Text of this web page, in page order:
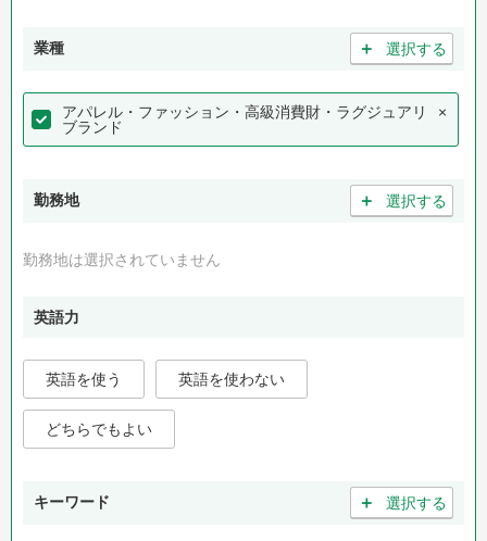
業種 ＋ 選択する
アパレル・ファッション・高級消費財・ラグジュアリ
ブランド
×
勤務地 ＋ 選択する
勤務地は選択されていません
英語力
英語を使う 英語を使わない
どちらでもよい
キーワード ＋ 選択する